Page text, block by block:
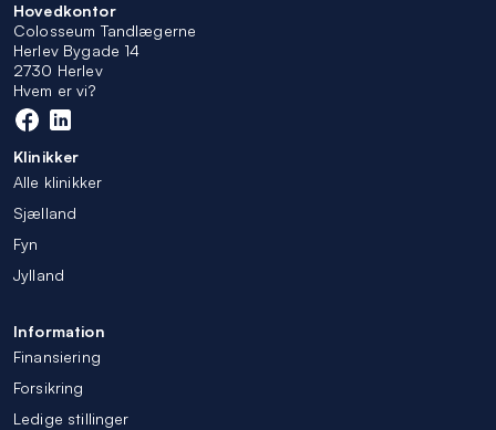
Hovedkontor
Colosseum Tandlægerne
Herlev Bygade 14
2730 Herlev
Hvem er vi?
Klinikker
Alle klinikker
Sjælland
Fyn
Jylland
Information
Finansiering
Forsikring
Ledige stillinger